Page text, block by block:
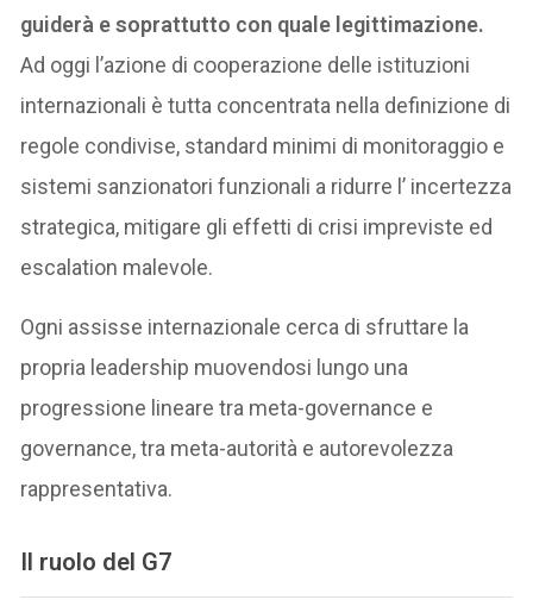
guiderà e soprattutto con quale legittimazione.
Ad oggi l’azione di cooperazione delle istituzioni
internazionali è tutta concentrata nella definizione di
regole condivise, standard minimi di monitoraggio e
sistemi sanzionatori funzionali a ridurre l’ incertezza
strategica, mitigare gli effetti di crisi impreviste ed
escalation malevole.
Ogni assisse internazionale cerca di sfruttare la
propria leadership muovendosi lungo una
progressione lineare tra meta-governance e
governance, tra meta-autorità e autorevolezza
rappresentativa.
Il ruolo del G7